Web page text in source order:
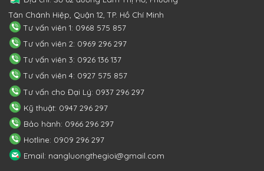
Tân Chánh Hiệp, Quận 12, TP. Hồ Chí Minh
Tư vấn viên 1: 0968 575 857
Tư vấn viên 2: 0969 296 297
Tư vấn viên 3: 0926 136 137
Tư vấn viên 4: 0927 575 857
Tư vấn cho Đại Lý: 0937 296 297
Kỹ thuật: 0947 296 297
Bảo hành: 0966 296 297
Hotline: 0909 296 297
Email: nangluongthegioi@gmail.com